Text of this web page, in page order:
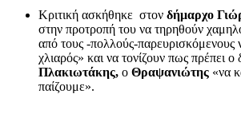
Κριτική ασκήθηκε στον δήμαρχο
στην προτροπή του να τηρηθούν
από τους -πολλούς-παρευρισκόμενους
χλιαρός» και να τονίζουν πως πρέπει
Πλακιωτάκης, ο Θραψανιώτης «να
παίζουμε».